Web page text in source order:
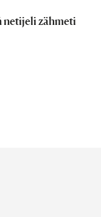
zähmeti